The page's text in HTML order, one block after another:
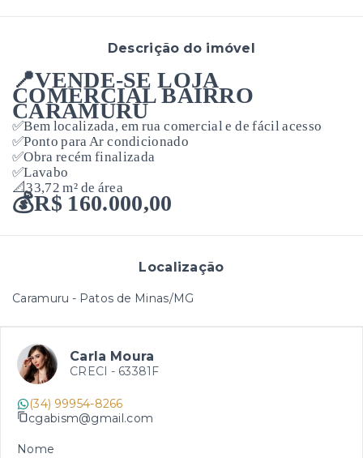
Descrição do imóvel
📍VENDE-SE LOJA
COMERCIAL BAIRRO
CARAMURU
✅Bem localizada, em rua comercial e de fácil acesso
✅Ponto para Ar condicionado
✅Obra recém finalizada
✅Lavabo
📐33,72 m² de área
💰R$ 160.000,00
Localização
Caramuru - Patos de Minas/MG
Carla Moura
CRECI - 63381F
(34) 99954-8266
cgabism@gmail.com
Nome